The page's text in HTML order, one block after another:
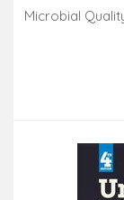
Microbial